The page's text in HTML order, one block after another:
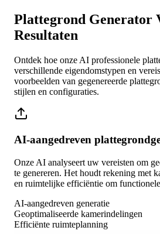
Plattegrond Generator
Resultaten
Ontdek hoe onze AI professionele
verschillende eigendomstypen en
voorbeelden van gegenereerde
stijlen en configuraties.
AI-aangedreven
Onze AI analyseert uw vereisten om
te genereren. Het houdt rekening met
en ruimtelijke efficiëntie om
AI-aangedreven generatie
Geoptimaliseerde kamerindelingen
Efficiënte ruimteplanning